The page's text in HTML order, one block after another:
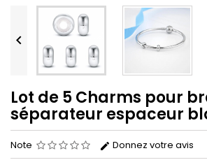

Lot de 5 Charms pour
séparateur espaceur
Note Donnez votre avis